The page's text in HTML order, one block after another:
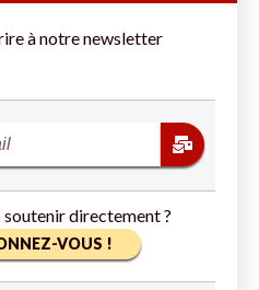
à notre newsletter
directement ?
VOUS !